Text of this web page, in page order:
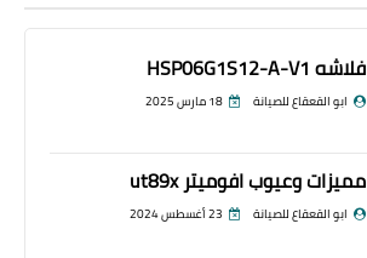
فلاشه HSP06G1S12-A-V1
ابو القعقاع للصيانة 18 مارس 2025
مميزات وعيوب افوميتر ut89x
ابو القعقاع للصيانة 23 أغسطس 2024